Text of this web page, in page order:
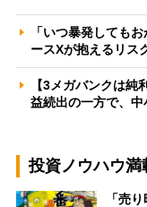
「いつ暴発しても
ースXが抱えるリス
【3メガバンクは
益続出の一方で、
投資ノウハウ満
「売